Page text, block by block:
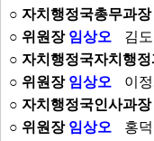
○ 자치행정국총무과장
○ 위원장 임상오
김
○ 자치행정국자치행
○ 위원장 임상오
이
○ 자치행정국인사과
○ 위원장 임상오
홍